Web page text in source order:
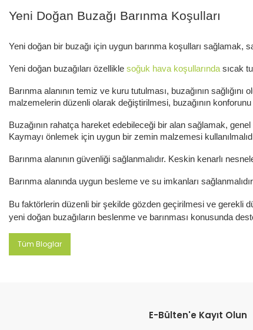
Yeni Doğan Buzağı Barınma Koşulları
Yeni doğan bir buzağı için uygun barınma koşulları sağlamak,
Yeni doğan buzağıları özellikle soğuk hava koşullarında sıcak
Barınma alanının temiz ve kuru tutulması, buzağının
malzemelerin düzenli olarak değiştirilmesi, buzağının konforunu
Buzağının rahatça hareket edebileceği bir alan sağlamak,
Kaymayı önlemek için uygun bir zemin malzemesi
Barınma alanının güvenliği sağlanmalıdır. Keskin kenarlı
Barınma alanında uygun besleme ve su imkanları
Bu faktörlerin düzenli bir şekilde gözden geçirilmesi ve gerekli
yeni doğan buzağıların beslenme ve barınması konusunda
Tüm Bloglar
E-Bülten'e Kayıt Olun